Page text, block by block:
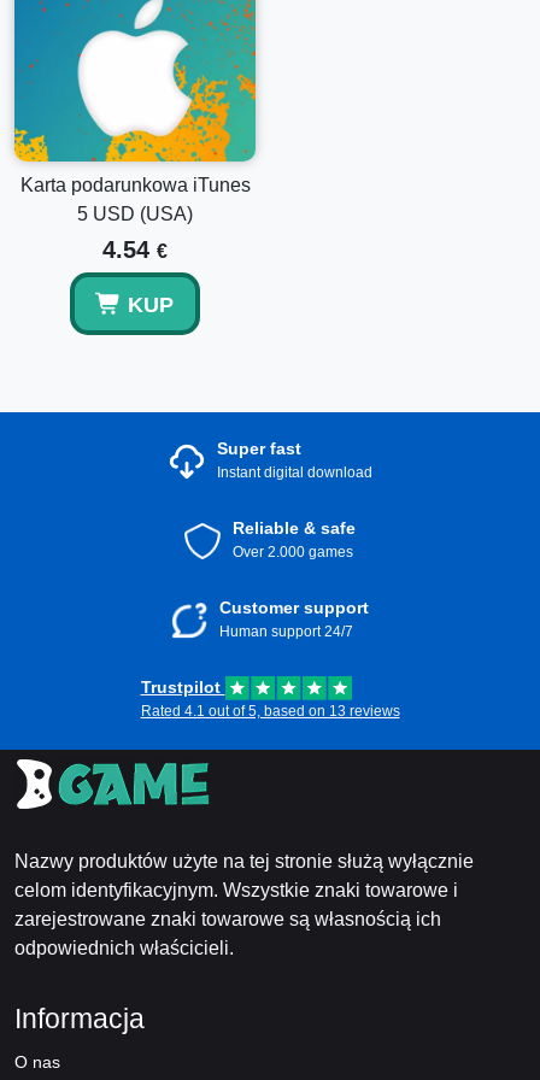
jednemu prostemu zakupowi. Idealne zarówno dla Ciebie,
jak i jako wyjątkowy prezent dla kogoś specjalnego!
Karta podarunkowa iTunes
5 USD (USA)
4.54 €
KUP
Super fast
Instant digital download
Reliable & safe
Over 2.000 games
Customer support
Human support 24/7
Trustpilot
Rated 4.1 out of 5, based on 13 reviews
Nazwy produktów użyte na tej stronie służą wyłącznie
celom identyfikacyjnym. Wszystkie znaki towarowe i
zarejestrowane znaki towarowe są własnością ich
odpowiednich właścicieli.
Informacja
O nas